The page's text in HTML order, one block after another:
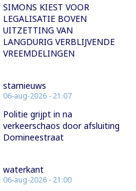
SIMONS KIEST VOOR
LEGALISATIE BOVEN
UITZETTING VAN
LANGDURIG VERBLIJVENDE
VREEMDELINGEN
starnieuws
06-aug-2026 - 21:07
Politie grijpt in na
verkeerschaos door afsluiting
Domineestraat
waterkant
06-aug-2026 - 21:00